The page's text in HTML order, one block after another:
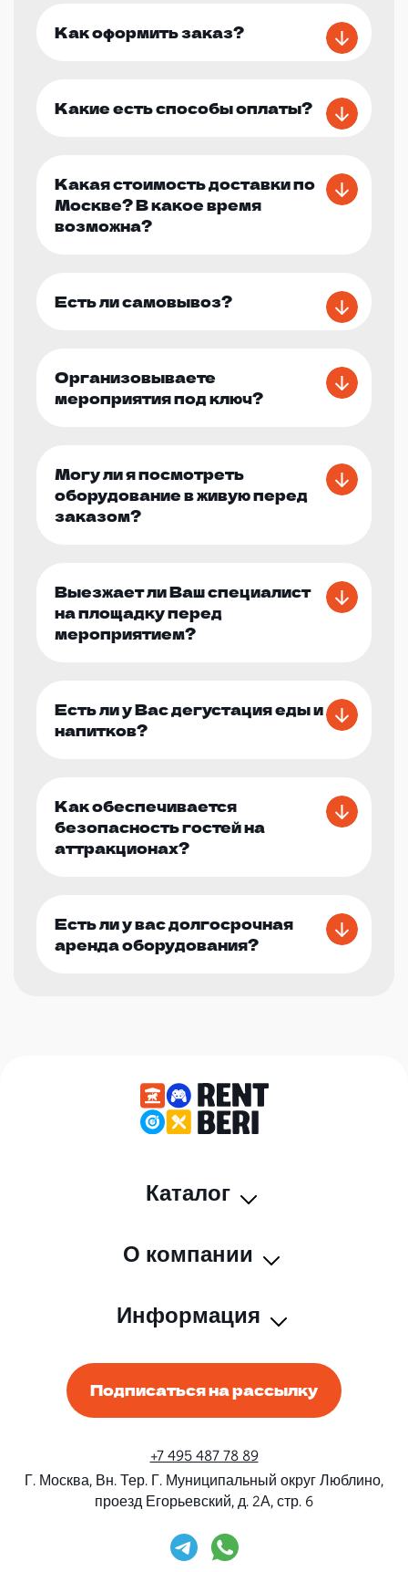
Как оформить заказ?
Какие есть способы оплаты?
Какая стоимость доставки по
Москве? В какое время
возможна?
Есть ли самовывоз?
Организовываете
мероприятия под ключ?
Могу ли я посмотреть
оборудование в живую перед
заказом?
Выезжает ли Ваш специалист
на площадку перед
мероприятием?
Есть ли у Вас дегустация еды и
напитков?
Как обеспечивается
безопасность гостей на
аттракционах?
Есть ли у вас долгосрочная
аренда оборудования?
Каталог
О компании
Информация
Подписаться на рассылку
+7 495 487 78 89
Г. Москва, Вн. Тер. Г. Муниципальный округ Люблино,
проезд Егорьевский, д. 2А, стр. 6